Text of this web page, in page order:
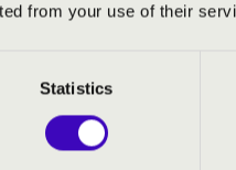
from your use of their
Statistics